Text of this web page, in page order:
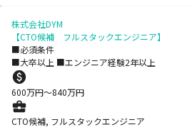
株式会社DYM
【CTO候補 フルスタックエンジニア】
■必須条件
■大卒以上 ■エンジニア経験2年以上
600万円〜840万円
CTO候補, フルスタックエンジニア